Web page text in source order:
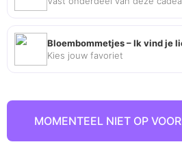
Bloembommetjes – Ik vind je
Kies jouw favoriet
MOMENTEEL NIET OP